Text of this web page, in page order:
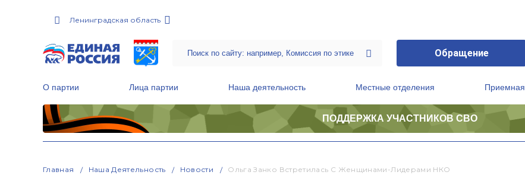
Ленинградская область
Обращение
О партии Лица партии Наша деятельность Местные отделения Приемная
ПОДДЕРЖКА УЧАСТНИКОВ СВО
Главная Наша Деятельность Новости Ольга Занко Встретилась С Женщинами-Лидерами НКО